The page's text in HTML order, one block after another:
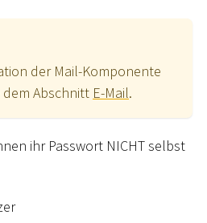
der Mail-Komponente
Abschnitt E-Mail.
ihr Passwort NICHT selbst